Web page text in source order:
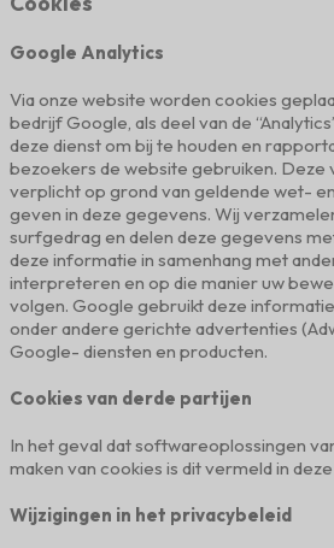
Google Analytics
Via onze website worden cookies
bedrijf Google, als deel van de
deze dienst om bij te houden en
bezoekers de website gebruiken. Deze
verplicht op grond van geldende wet-
geven in deze gegevens. Wij
surfgedrag en delen deze gegevens
deze informatie in samenhang met
interpreteren en op die manier uw
volgen. Google gebruikt deze
onder andere gerichte advertenties
Google- diensten en producten.
Cookies van derde partijen
In het geval dat softwareoplossingen
maken van cookies is dit vermeld in
Wijzigingen in het privacybeleid